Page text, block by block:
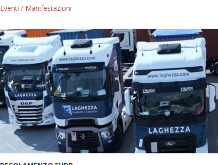
Eventi / Manifestazioni